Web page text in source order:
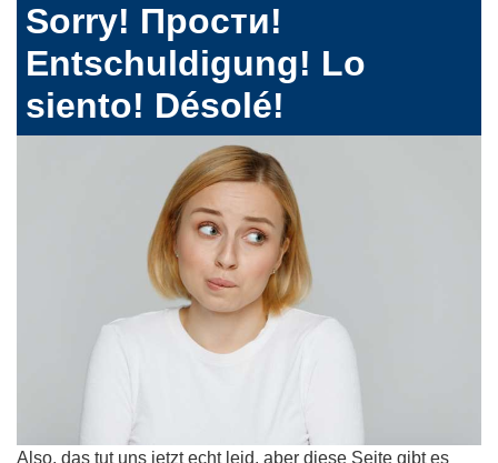
Sorry! Прости!
Entschuldigung! Lo
siento! Désolé!
Also, das tut uns jetzt echt leid, aber diese Seite gibt es